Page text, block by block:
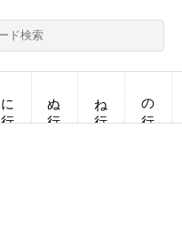
に行 ぬ行 ね行 の行